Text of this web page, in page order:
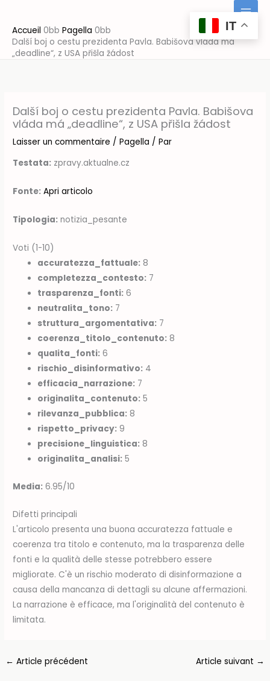
contenu
Accueil
Pagella
Další boj o cestu prezidenta Pavla. Babišova vláda má
„deadline“, z USA přišla žádost
Další boj o cestu prezidenta Pavla. Babišova
vláda má „deadline“, z USA přišla žádost
Laisser un commentaire /Pagella / Par
Testata: zpravy.aktualne.cz
Fonte: Apri articolo
Tipologia: notizia_pesante
Voti (1-10)
accuratezza_fattuale: 8
completezza_contesto: 7
trasparenza_fonti: 6
neutralita_tono: 7
struttura_argomentativa: 7
coerenza_titolo_contenuto: 8
qualita_fonti: 6
rischio_disinformativo: 4
efficacia_narrazione: 7
originalita_contenuto: 5
rilevanza_pubblica: 8
rispetto_privacy: 9
precisione_linguistica: 8
originalita_analisi: 5
Media: 6.95/10
Difetti principali
L'articolo presenta una buona accuratezza fattuale e
coerenza tra titolo e contenuto, ma la trasparenza delle
fonti e la qualità delle stesse potrebbero essere
migliorate. C'è un rischio moderato di disinformazione a
causa della mancanza di dettagli su alcune affermazioni.
La narrazione è efficace, ma l'originalità del contenuto è
limitata.
← Article précédent Article suivant →
IT